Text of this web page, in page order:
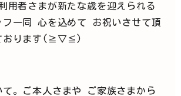
用者さまが新たな歳を迎えられる
フ一同 心を込めて お祝いさせて頂
おります(≧▽≦)
。ご本人さまや ご家族さまから